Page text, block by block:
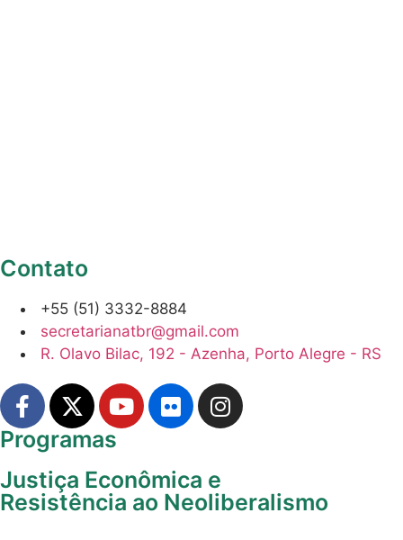
Contato
+55 (51) 3332-8884
secretarianatbr@gmail.com
R. Olavo Bilac, 192 - Azenha, Porto Alegre - RS
Programas
Justiça Econômica e
Resistência ao Neoliberalismo